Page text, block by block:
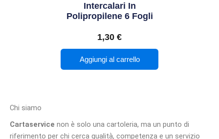
Intercalari In
Polipropilene 6 Fogli
1,30 €
Aggiungi al carrello
Chi siamo
Cartaservice non è solo una cartoleria, ma un punto di
riferimento per chi cerca qualità, competenza e un servizio